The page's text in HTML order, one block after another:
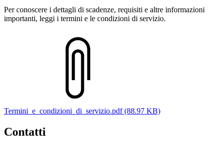
Per conoscere i dettagli di scadenze, requisiti e altre informazioni
importanti, leggi i termini e le condizioni di servizio.
Termini_e_condizioni_di_servizio.pdf (88.97 KB)
Contatti